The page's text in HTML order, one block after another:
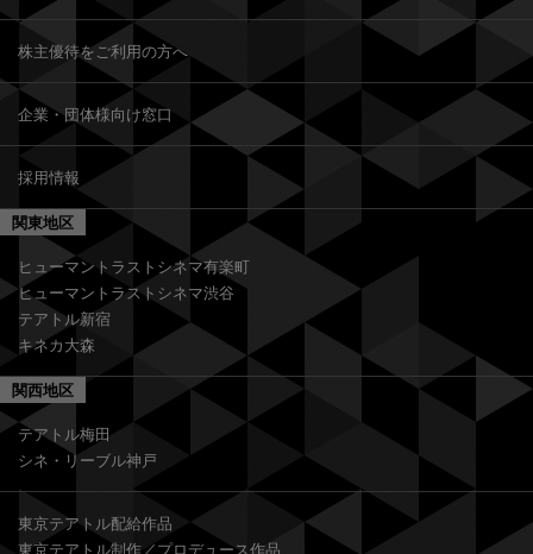
株主優待をご利用の方へ
企業・団体様向け窓口
採用情報
関東地区
ヒューマントラストシネマ有楽町
ヒューマントラストシネマ渋谷
テアトル新宿
キネカ大森
関西地区
テアトル梅田
シネ・リーブル神戸
東京テアトル配給作品
東京テアトル制作／プロデュース作品